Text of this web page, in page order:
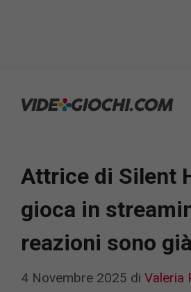
Attrice di Silent
gioca in
reazioni sono
4 Novembre 2025 di Valeria